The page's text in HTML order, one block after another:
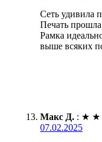
Сеть удивила
Печать
Рамка
выше всяких
Макс Д. : ★ ★
07.02.2025